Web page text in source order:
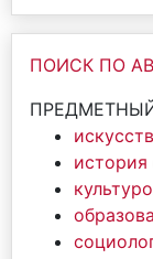
ПОИСК ПО
история